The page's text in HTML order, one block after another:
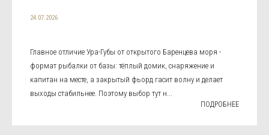
24.07.2026
Главное отличие Ура-Губы от открытого Баренцева моря -
формат рыбалки от базы: тёплый домик, снаряжение и
капитан на месте, а закрытый фьорд гасит волну и делает
выходы стабильнее. Поэтому выбор тут н...
ПОДРОБНЕЕ